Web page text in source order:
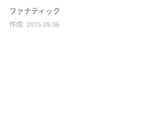
ファナティック
作成: 2015.09.06